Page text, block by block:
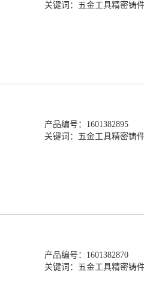
关键词： 五金工具精密铸
产品编号：1601382895
关键词： 五金工具精密铸
产品编号：1601382870
关键词： 五金工具精密铸